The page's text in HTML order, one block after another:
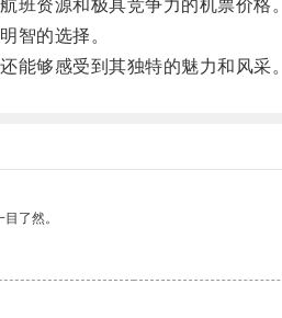
资源和极具竞争力的机票价格。
智的选择。
够感受到其独特的魅力和风采。
了然。